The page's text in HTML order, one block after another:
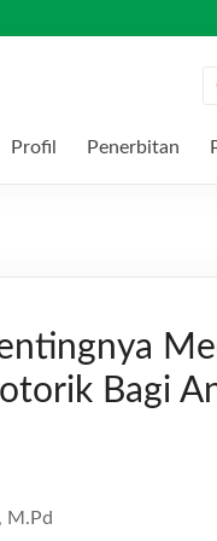
Profil Penerbitan
Bagi
M.Pd